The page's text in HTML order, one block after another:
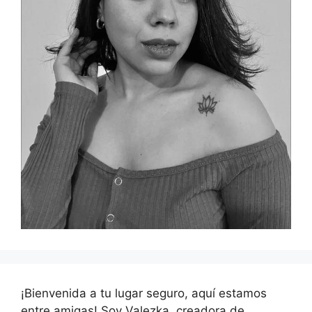
¡Bienvenida a tu lugar seguro, aquí estamos